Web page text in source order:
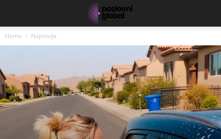
Home Najnovije